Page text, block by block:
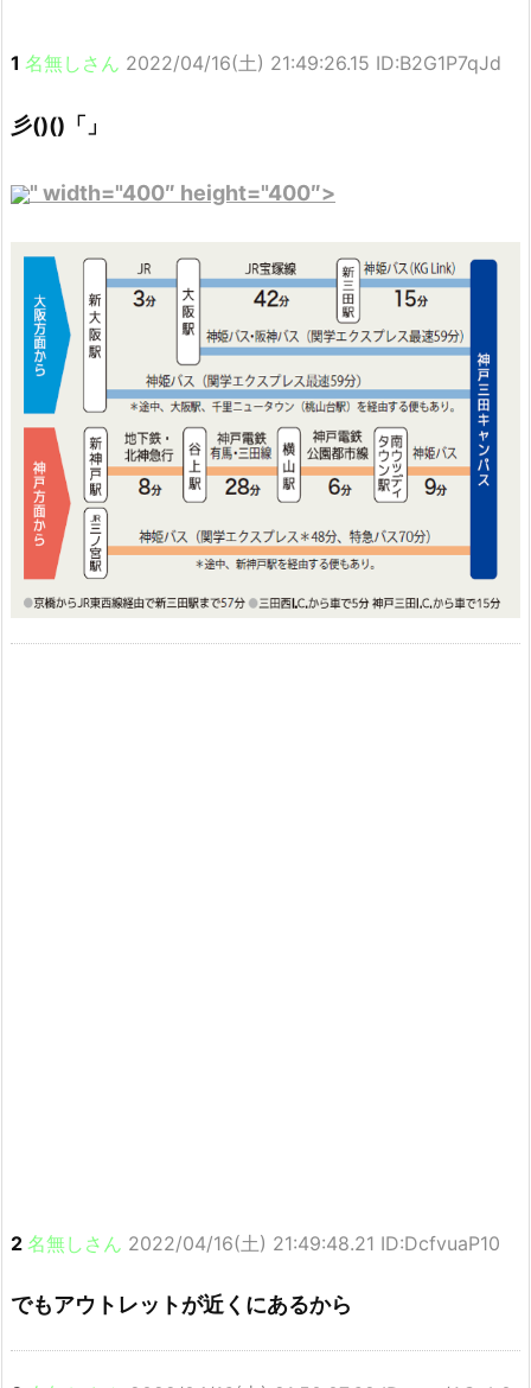
1 名無しさん 2022/04/16(土) 21:49:26.15 ID:B2G1P7qJd
彡()()「」
" width="400″ height="400″>
2 名無しさん 2022/04/16(土) 21:49:48.21 ID:DcfvuaP10
でもアウトレットが近くにあるから